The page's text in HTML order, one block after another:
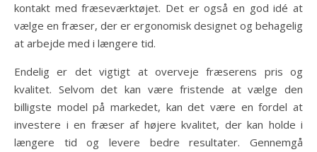
kontakt med fræseværktøjet. Det er også en god idé at
vælge en fræser, der er ergonomisk designet og behagelig
at arbejde med i længere tid.
Endelig er det vigtigt at overveje fræserens pris og
kvalitet. Selvom det kan være fristende at vælge den
billigste model på markedet, kan det være en fordel at
investere i en fræser af højere kvalitet, der kan holde i
længere tid og levere bedre resultater. Gennemgå